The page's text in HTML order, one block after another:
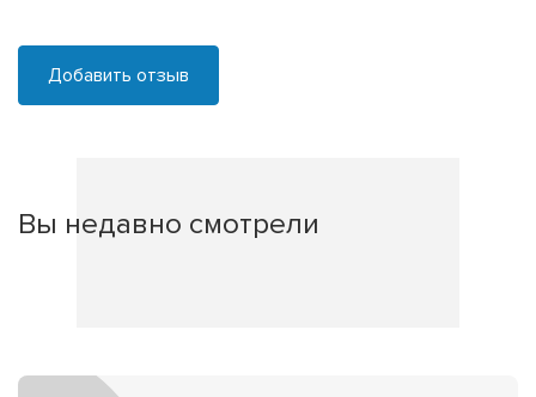
Добавить отзыв
Вы недавно смотрели